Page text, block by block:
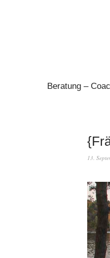
Beratung –
13.